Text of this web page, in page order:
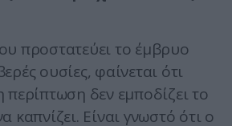
προστατεύει το έμβρυο
ουσίες, φαίνεται ότι
περίπτωση δεν εμποδίζει το
καπνίζει. Είναι γνωστό ότι ο